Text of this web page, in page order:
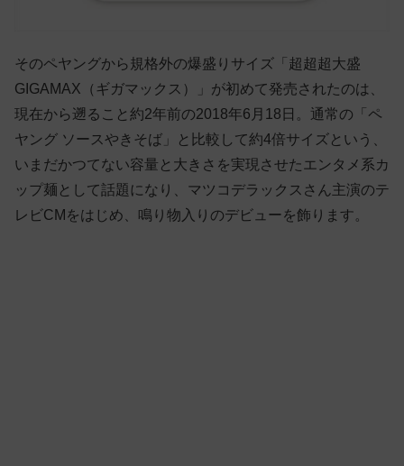
そのペヤングから規格外の爆盛りサイズ「超超超大盛
GIGAMAX（ギガマックス）」が初めて発売されたのは、
現在から遡ること約2年前の2018年6月18日。通常の「ペ
ヤング ソースやきそば」と比較して約4倍サイズという、
いまだかつてない容量と大きさを実現させたエンタメ系カ
ップ麺として話題になり、マツコデラックスさん主演のテ
レビCMをはじめ、鳴り物入りのデビューを飾ります。